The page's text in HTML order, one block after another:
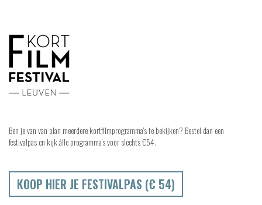
Ben je van van plan meerdere kortfilmprogramma's te bekijken? Bestel dan een
festivalpas en kijk álle programma's voor slechts €54.
KOOP HIER JE FESTIVALPAS (€ 54)